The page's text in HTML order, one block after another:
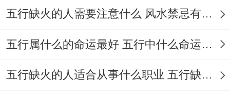
得善终。
五行缺火的人需要注意什么 风水禁忌有哪些
五行属什么的命运最好 五行中什么命运势旺盛
五行缺火的人适合从事什么职业 五行缺火的人适合从事的职业有哪些